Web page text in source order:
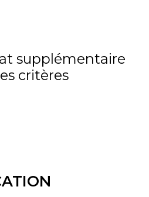
supplémentaire
critères